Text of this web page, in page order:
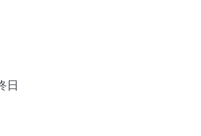
日